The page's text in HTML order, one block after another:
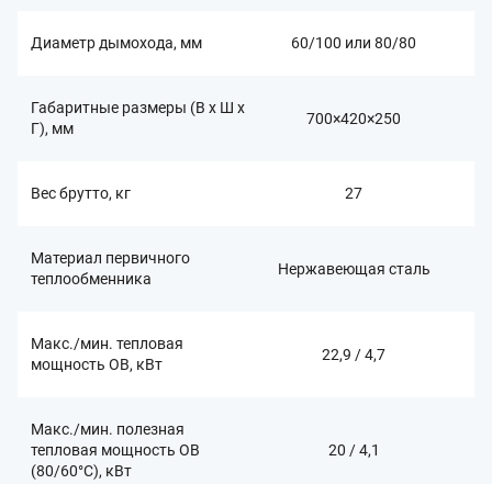
Диаметр дымохода, мм 60/100 или 80/80
Габаритные размеры (В x Ш x
Г), мм
700×420×250
Вес брутто, кг 27
Материал первичного
теплообменника
Нержавеющая сталь
Макс./мин. тепловая
мощность ОВ, кВт
22,9 / 4,7
Макс./мин. полезная
тепловая мощность ОВ
(80/60°С), кВт
20 / 4,1